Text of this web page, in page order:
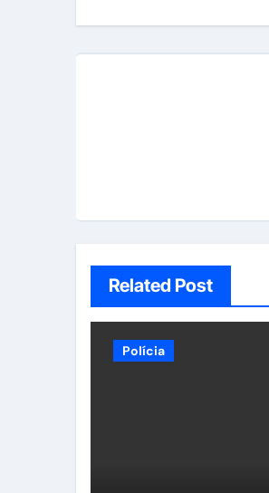
Related Post
Polícia